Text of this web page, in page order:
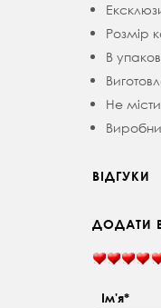
Розмір
В
Не
ВІДГУКИ
ДОДАТИ
Ім'я*